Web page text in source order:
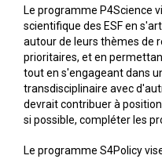
Le programme P4Science
scientifique des ESF en
autour de leurs thèmes de
prioritaires, et en
tout en s'engageant dans
transdisciplinaire avec
devrait contribuer à
si possible, compléter les
Le programme S4Policy